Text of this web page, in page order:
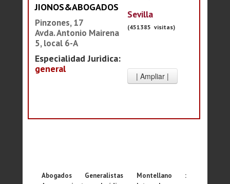
JIONOS&ABOGADOS
Pinzones, 17
Avda. Antonio Mairena
5, local 6-A
Especialidad Juridica:
general
Sevilla
(451385 visitas)
Abogados Generalistas Montellano :